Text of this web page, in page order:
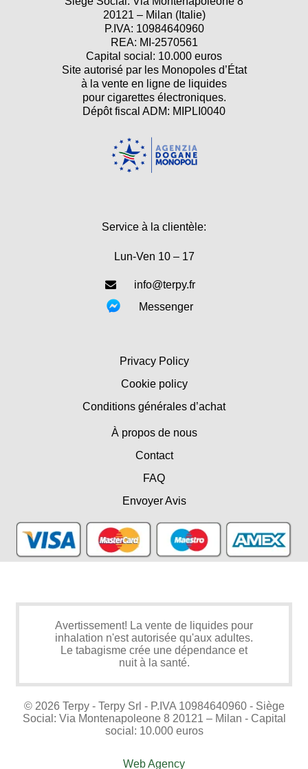
20121 – Milan (Italie)
P.IVA: 10984640960
REA: MI-2570561
Capital social: 10.000 euros
Site autorisé par les Monopoles d’État
à la vente en ligne de liquides
pour cigarettes électroniques.
Dépôt fiscal ADM: MIPLI0040
Service à la clientèle:
Lun-Ven 10 – 17
info@terpy.fr
Messenger
Privacy Policy
Cookie policy
Conditions générales d’achat
À propos de nous
Contact
FAQ
Envoyer Avis
Avertissement! La vente de liquides pour
inhalation n'est autorisée qu'aux adultes.
Le tabagisme crée une dépendance et
nuit à la santé.
© 2026 Terpy - Terpy Srl - P.IVA 10984640960 - Siège
Social: Via Montenapoleone 8 20121 – Milan - Capital
social: 10.000 euros
Web Agency